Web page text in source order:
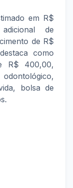
em R$
de
de R$
como
R$ 400,00,
bolsa de